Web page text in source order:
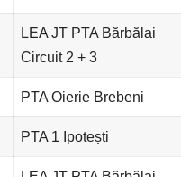
LEA JT PTA Bărbălai
Circuit 2 + 3
PTA Oierie Brebeni
PTA 1 Ipotești